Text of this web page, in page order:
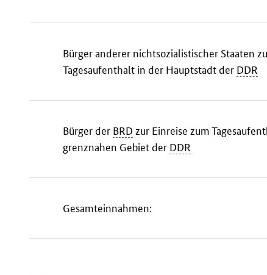
Bürger anderer nichtsozialistischer Staaten
Tagesaufenthalt in der Hauptstadt der DDR
Bürger der BRD zur Einreise zum
grenznahen Gebiet der DDR
Gesamteinnahmen: